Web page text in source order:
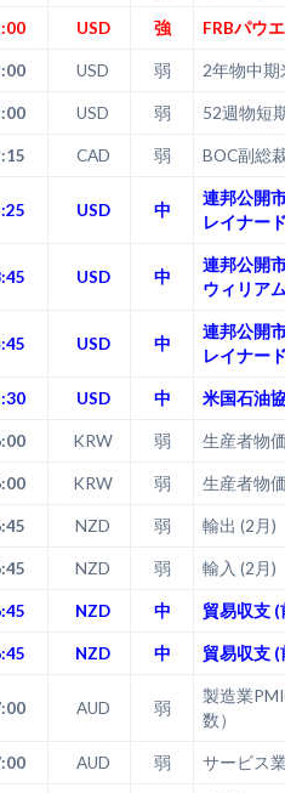
USD 強 FRBパウ
USD 弱 2年物中
USD 弱 52週物短
CAD 弱 BOC副総
USD 中
連邦公開
レイナー
USD 中
連邦公開
ウィリア
USD 中
連邦公開
レイナー
USD 中 米国石油
KRW 弱 生産者物
KRW 弱 生産者物
NZD 弱 輸出 (2月)
NZD 弱 輸入 (2月)
NZD 中 貿易収支 (
NZD 中 貿易収支 (
AUD 弱
製造業
数）
AUD 弱 サービス